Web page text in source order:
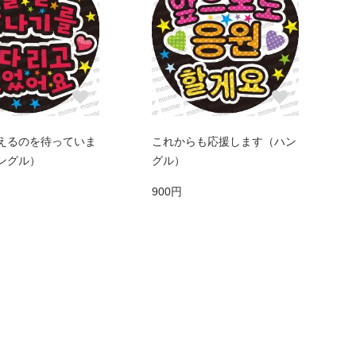
るのを待っていま
グル）
これからも応援します（ハン
グル）
900円